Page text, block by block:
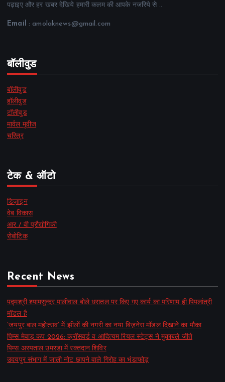
पढ़ाइए और हर खबर देखिये हमारी कलम की आपके नजरिये से ..
Email : amolaknews@gmail.com
बॉलीवुड
बॉलीवुड
हॉलीवुड
टॉलीवुड
मार्वल मूवीज
चरित्र
टेक & ऑटो
डिज़ाइन
वेब विकास
आर / वी प्रौद्योगिकी
रोबोटिक
Recent News
पद्मश्री श्यामसुन्दर पालीवाल बोले धरातल पर किए गए कार्य का परिणाम ही पिपलांत्री
मॉडल है
‘जयपुर बाल महोत्सव’ में झीलों की नगरी का नया बिज़नेस मॉडल दिखाने का मौका
पिम्स मेवाड़ कप 2026: क्रॉसवर्ड व आदित्यम रियल स्टेट्स ने मुकाबले जीते
पिम्स अस्पताल उमरडा में रक्तदान शिविर
उदयपुर संभाग में जाली नोट छापने वाले गिरोह का भंडाफोड़